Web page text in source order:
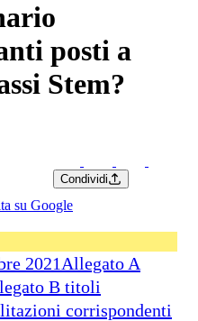
posti a
Stem?
Condividi
su Google
2021Allegato A
B titoli
corrispondenti